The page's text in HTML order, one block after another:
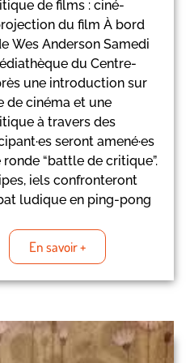
de films : ciné-
du film À bord
Wes Anderson Samedi
du Centre-
une introduction sur
de cinéma et une
à travers des
seront amené·es
“battle de critique”.
iels confronteront
ludique en ping-pong
En savoir +